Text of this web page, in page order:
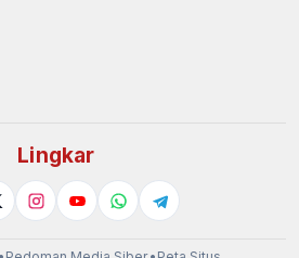
Lingkar